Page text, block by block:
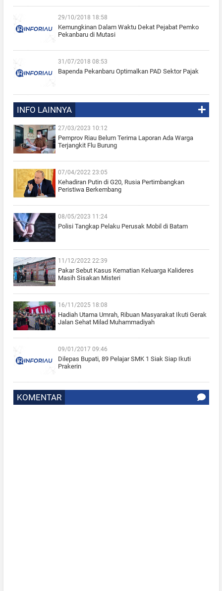
29/10/2018 18:58
Kemungkinan Dalam Waktu Dekat Pejabat Pemko
Pekanbaru di Mutasi
31/07/2018 08:53
Bapenda Pekanbaru Optimalkan PAD Sektor Pajak
INFO LAINNYA
27/03/2023 10:12
Pemprov Riau Belum Terima Laporan Ada Warga
Terjangkit Flu Burung
07/04/2022 23:05
Kehadiran Putin di G20, Rusia Pertimbangkan
Peristiwa Berkembang
08/05/2023 11:24
Polisi Tangkap Pelaku Perusak Mobil di Batam
11/12/2022 22:39
Pakar Sebut Kasus Kematian Keluarga Kalideres
Masih Sisakan Misteri
16/11/2025 18:08
Hadiah Utama Umrah, Ribuan Masyarakat Ikuti Gerak
Jalan Sehat Milad Muhammadiyah
09/01/2017 09:46
Dilepas Bupati, 89 Pelajar SMK 1 Siak Siap Ikuti
Prakerin
KOMENTAR